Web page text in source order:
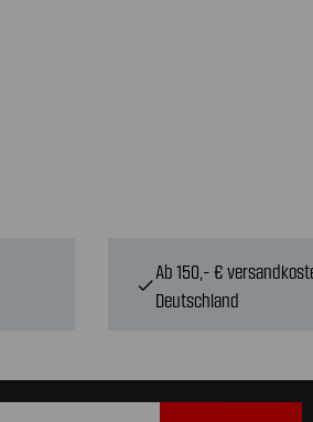
check
Ab 150,- €
Deutschland